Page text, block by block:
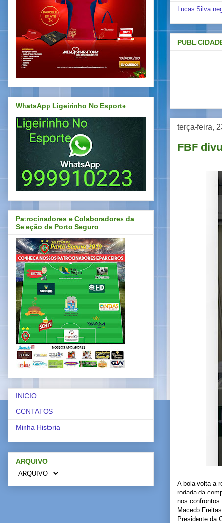
Lucas Silva
terça-feira,
FBF
A bola volta a
rodada da
nos
Macedo
Presidente da
WhatsApp Ligeirinho No Esporte
Patrocinadores e Colaboradores da
Seleção de Porto Seguro
INICIO
CONTATOS
Minha Historia
ARQUIVO